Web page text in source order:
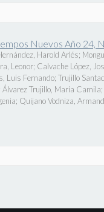
Nuevos Año 24,
Harold Arlés;
Leonor; Calvache López,
Luis Fernando; Trujillo
Álvarez Trujillo, María Camila;
; Quijano Vodniza,